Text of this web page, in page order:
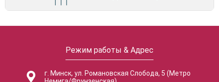
Режим работы & Адрес
г. Минск, ул. Романовская Слобода, 5 (Метро